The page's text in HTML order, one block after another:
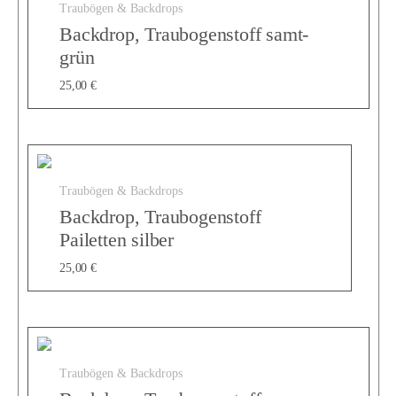
p
o
r
Traubögen & Backdrops
Backdrop, Traubogenstoff samt-
grün
25,00 €
Traubögen & Backdrops
Backdrop, Traubogenstoff
Pailetten silber
25,00 €
Traubögen & Backdrops